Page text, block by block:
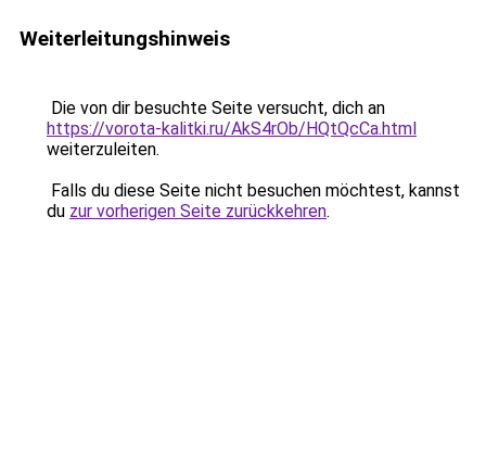
Weiterleitungshinweis
Die von dir besuchte Seite versucht, dich an
https://vorota-kalitki.ru/AkS4rOb/HQtQcCa.html
weiterzuleiten.
Falls du diese Seite nicht besuchen möchtest, kannst
du zur vorherigen Seite zurückkehren.